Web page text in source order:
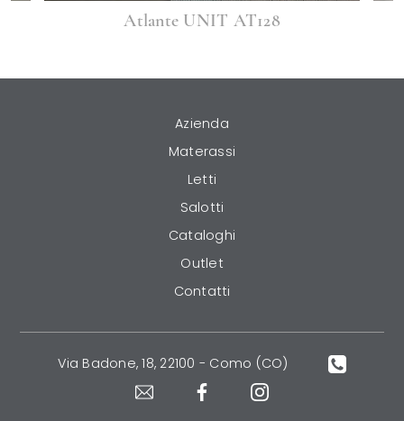
Atlante UNIT AT128
Azienda
Materassi
Letti
Salotti
Cataloghi
Outlet
Contatti
Via Badone, 18, 22100 - Como (CO)